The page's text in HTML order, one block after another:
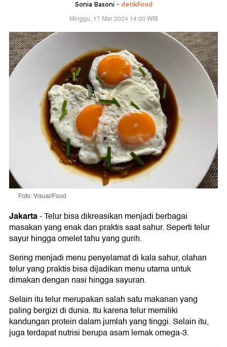
Sonia Basoni - detikFood
Minggu, 17 Mar 2024 14:00 WIB
Foto: Visual/Food
Jakarta-Telur bisa dikreasikan menjadi berbagai
masakan yang enak dan praktis saat sahur. Seperti telur
sayur hingga omelet tahu yang gurih.
Sering menjadi menu penyelamat di kala sahur, olahan
telur yang praktis bisa dijadikan menu utama untuk
dimakan dengan nasi hingga sayuran.
Selain itu telur merupakan salah satu makanan yang
paling bergizi di dunia. Itu karena telur memiliki
kandungan protein dalam jumlah yang tinggi. Selain itu,
juga terdapat nutrisi berupa asam lemak omega-3.